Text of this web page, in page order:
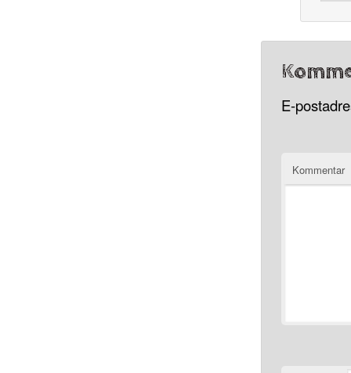
E-
Kommentar